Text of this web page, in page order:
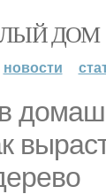
ДОМ
новости